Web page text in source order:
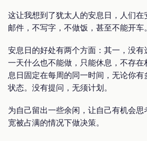
这让我想到了犹太人的安息日，人们
邮件，不写字，不做饭，甚至不能开车。
安息日的好处有两个方面：其一，没
一天什么也不能做，只能休息，不存
息日固定在每周的同一时间，无论你
状态。没有提问，无须计划。
为自己留出一些余闲，让自己有机会
宽被占满的情况下做决策。